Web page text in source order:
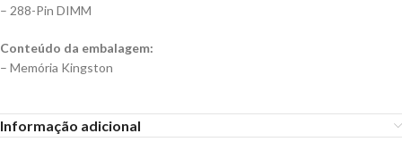
– 288-Pin DIMM
Conteúdo da embalagem:
– Memória Kingston
Informação adicional